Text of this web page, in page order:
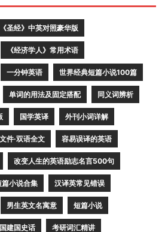
《圣经》中英对照豪华版
《经济学人》常用术语
一分钟英语 世界经典短篇小说100篇
单词的用法及固定搭配 同义词辨析
国学英译 外刊小词详解
件·双语全文 容易误译的英语
改变人生的英语励志名言500句
篇小说合集 汉译英常见错误
男生英文名寓意 短篇小说
建国史话 考研词汇精讲